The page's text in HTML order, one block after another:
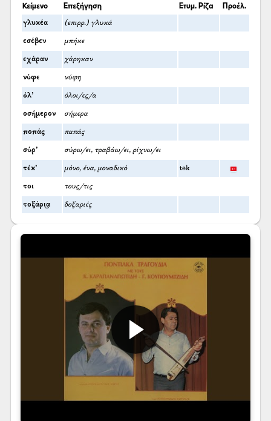
Κείμενο Επεξήγηση Ετυμ. Ρίζα Προέλ.
γλυκέα (επιρρ.) γλυκά
εσέβεν μπήκε
εχάραν χάρηκαν
νύφε νύφη
όλ’ όλοι/ες/α
οσήμερον σήμερα
ποπάς παπάς
σύρ’ σύρω/ει, τραβάω/ει, ρίχνω/ει
τέκ’ μόνο, ένα, μοναδικό tek
τοι τους/τις
τοξάρι͜α δοξαριές